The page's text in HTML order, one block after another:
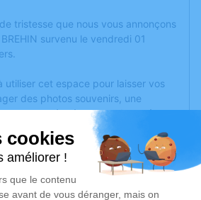
tristesse que nous vous annonçons
survenu le vendredi 01
utiliser cet espace pour laisser vos
des photos souvenirs, une
vos pensées à travers des poèmes
est un lieu d'expression dédié à
Martine BREHIN.
d’arbre hommage estdisponible